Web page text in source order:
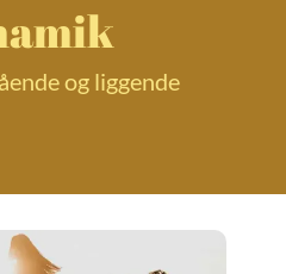
og liggende